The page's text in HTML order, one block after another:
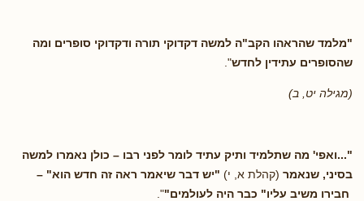
"מלמד שהראהו הקב"ה למשה דקדוקי תורה ודקדוקי סופרים ומה
שהסופרים עתידין לחדש".
(מגילה יט, ב)
"...ואפי' מה שתלמיד ותיק עתיד לומר לפני רבו – כולן נאמרו למשה
בסיני, שנאמר (קהלת א, י) "יש דבר שיאמר ראה זה חדש הוא" –
חבירו משיב עליו" כבר היה לעולמים"".